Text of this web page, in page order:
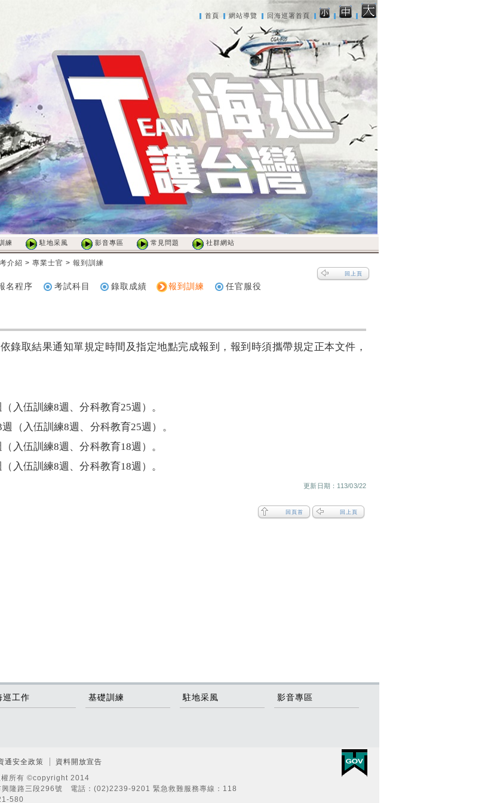
首頁 網站導覽 回海巡署首頁
練 駐地采風 影音專區 常見問題 社群網站
介紹 > 專業士官 > 報到訓練
回上頁
名程序 考試科目 錄取成績 報到訓練 任官服役
依錄取結果通知單規定時間及指定地點完成報到，報到時須攜帶規定正本文件 ，
（ 入伍訓練8週、分科教育25週 ） 。
週 （ 入伍訓練8週、分科教育25週 ） 。
（ 入伍訓練8週、分科教育18週 ） 。
（ 入伍訓練8週、分科教育18週 ） 。
更新日期： 113/03/22
回頁首 回上頁
巡工作 基礎訓練 駐地采風 影音專區
通安全政策
資料開放宣告
權所有 ©copyright 2014
興隆路三段296號 電話：(02)2239-9201 緊急救難服務專線：118
580